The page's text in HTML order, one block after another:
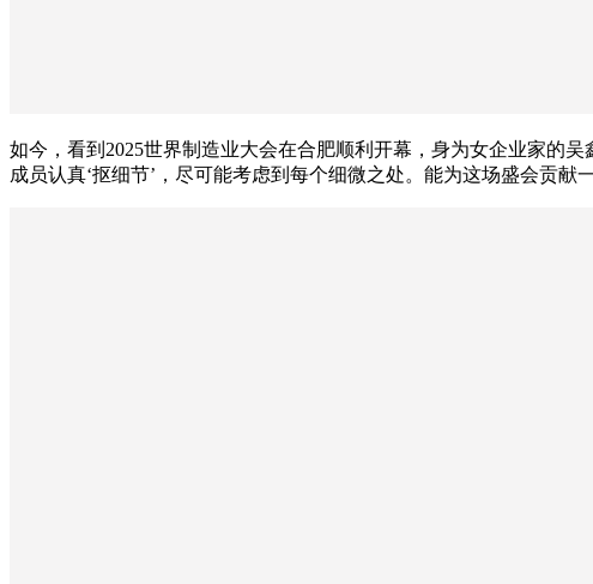
如今，看到2025世界制造业大会在合肥顺利开幕，身为女企业家的
成员认真‘抠细节’，尽可能考虑到每个细微之处。能为这场盛会贡献